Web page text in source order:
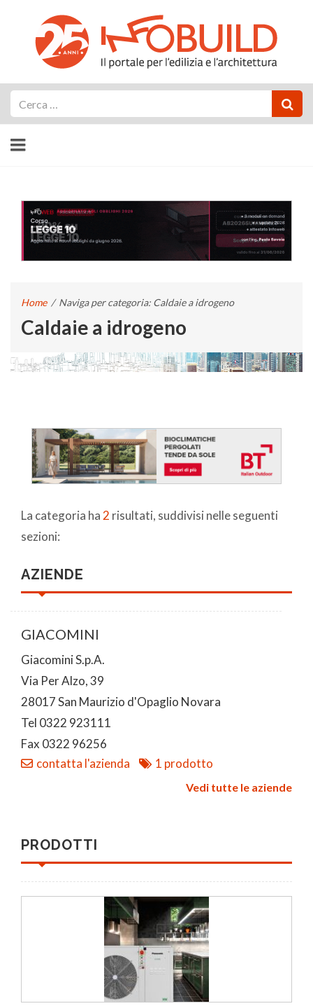
Home / Naviga per categoria: Caldaie a idrogeno
Caldaie a idrogeno
La categoria ha 2 risultati, suddivisi nelle seguenti
sezioni:
AZIENDE
GIACOMINI
Giacomini S.p.A.
Via Per Alzo, 39
28017 San Maurizio d'Opaglio Novara
Tel 0322 923111
Fax 0322 96256
contatta l'azienda
1 prodotto
Vedi tutte le aziende
PRODOTTI